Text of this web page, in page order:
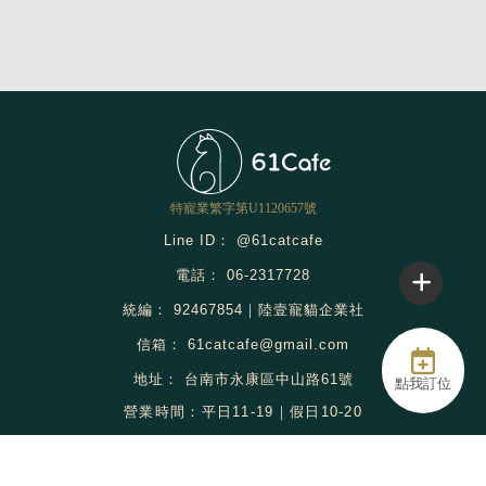
@61catcafe
06-2317728
92467854｜陸壹寵貓企業社
61catcafe@gmail.com
台南市永康區中山路61號 點我訂位